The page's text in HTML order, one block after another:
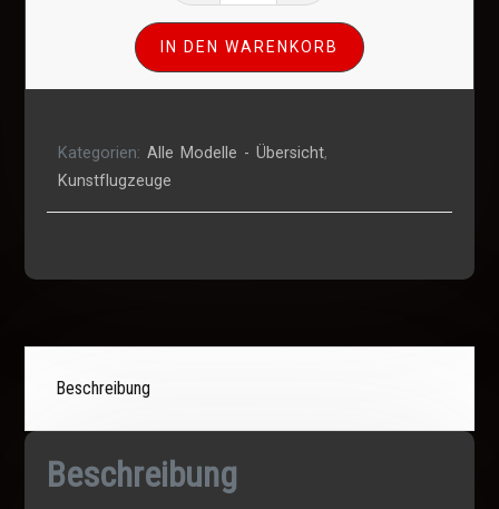
Großmodell,
3D
Kunstflug
IN DEN WARENKORB
Kategorien:Alle Modelle - Übersicht,
Kunstflugzeuge
Beschreibung
Beschreibung